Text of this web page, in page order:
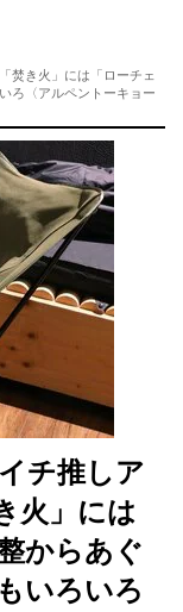
焚き火」には「ローチェ
ろ〈アルペントーキョー
チ推しア
火」には
からあぐ
いろいろ